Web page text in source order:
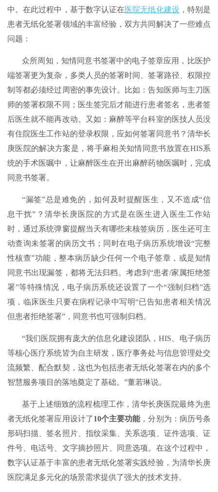
中。在此过程中，基于数字认证在 医院无纸化建设 ，特别是
患者无纸化签署领域的丰富经验，双方共同解决了一些难点
问题：
众所周知，知情同意书签署中的电子签章应用，比医护
端签署更为复杂，多类人员的签署时间、签署路径、权限控
制等都必须经过周密的事先设计。比如：告知医师与主刀医
师的签署权限不同；医生签完后才能进行患者签名，患者签
后医生就不能再改动。又如：麻醉等平台科室的医技人员没
有住院医生工作站的登录权限，应如何签署同意书？清华长
庚医院的解决方案是，将手麻相关知情同意书放置在HIS系
统的手术医嘱中，让麻醉医生在开出麻醉药物医嘱时，完成
同意书签署。
“漏签”总是难免的，如何及时提醒医生，又不造成“信
息干扰”？清华长庚医院的方式是在医生进入医生工作站
时，通过系统弹窗提醒当天有哪些未核签病历，医生还可主
动查询未签署的病历文书；同时在电子病历系统增设“完整
性核查”功能，整本病历缺少任何一个电子签章，或是知情
同意书出现漏签，都将无法归档。考虑到“患者/家属拒绝签
署”等特殊情况，电子病历系统还设置了一个“强制归档”选
项，临床医生只要在病程记录中写明“已告知患者相关情况
但患者拒绝签署”，同意书也可强制归档。
“我们医院拥有庞大的信息化建设团队，HIS、电子病历
等核心医疗系统皆为自主研发，医疗事务处与信息管理处交
流频繁、配合默契，这也为包括患者无纸化签署在内的多个
智慧服务项目的落地奠定了基础。”董若琳说。
基于上述细致的流程梳理工作，清华长庚医院最终为患
者无纸化签署应用设计了10个主要功能，分别为：病历号条
形码扫描、签名照片、指纹采集、关系选项、证件选项、证
件号、电话号、文字摘抄照片、同意选项。在这个过程中，
数字认证基于丰富的患者无纸化签署实践经验，为清华长庚
医院满足多元化的场景需求提供了强大的技术支持。